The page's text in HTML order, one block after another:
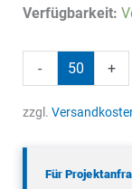
Verfügbarkeit:
-
08
1079
+
zzgl.
Für